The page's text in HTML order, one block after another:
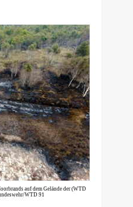
auf dem Gelände der (WTD
WTD 91